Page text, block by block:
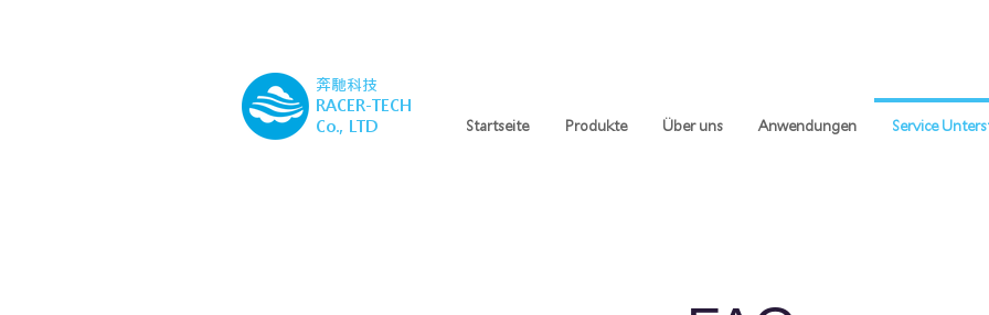
奔馳科技
RACER-TECH
Co., LTD
Startseite Produkte Über uns Anwendungen Service